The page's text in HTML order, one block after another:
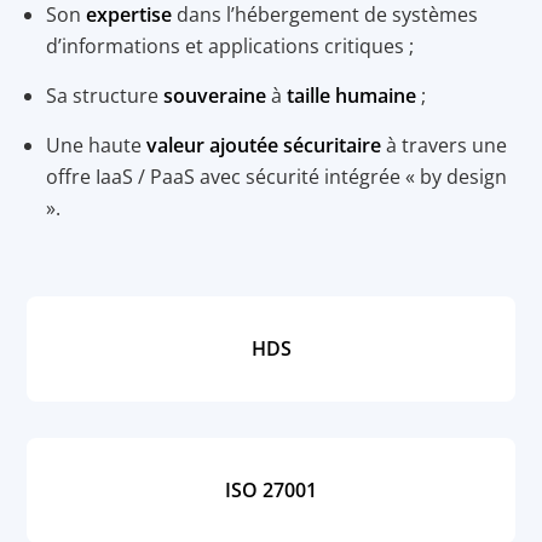
Sonexpertise dans l’hébergement de systèmes
d’informations et applications critiques ;
Sa structuresouveraineàtaille humaine ;
Une hautevaleur ajoutée sécuritaireà travers une
offre IaaS / PaaS avec sécurité intégrée « by design
».
HDS
ISO 27001